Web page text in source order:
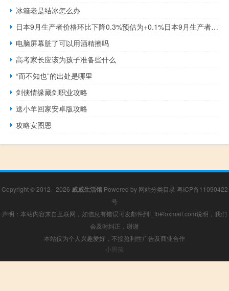
冰箱老是结冰怎么办
日本9月生产者价格环比下降0.3%预估为+0.1%日本9月生产者价格同比增长2%预估为+2.4%
电脑屏幕脏了可以用酒精擦吗
高考家长应该为孩子准备些什么
“而不知也”的出处是哪里
剑侠情缘藏剑职业攻略
送小羊回家安卓版攻略
攻略安图恩
Copyright © 2012 - 2026 威威生活馆Powered by 网站分类目录 粤ICP备11090422
号
声明：本站内容来自互联网，如信息有错误可发邮件到f_fb#foxmail.com说明，我们
会及时纠正，谢谢
本站仅为个人兴趣爱好，不接盈利性广告及商业合作
小男孩